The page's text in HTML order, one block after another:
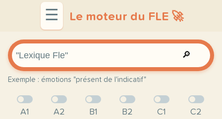
☰ Le moteur du FLE 🚀
🔎
Exemple : émotions "présent de l'indicatif"
A1 A2 B1 B2 C1 C2